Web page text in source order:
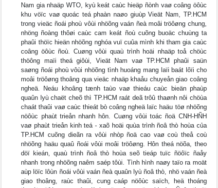
Nam gia nhaäp WTO, kyù keát caùc hieäp ñònh vaø coâng öôùc
khu vöïc vaø quoác teá phaàn naøo giuùp Vieät Nam, TP.HCM
trong vieäc ñoái phoù vôùi nhöõng vaán ñeà moâi tröôøng chung,
nhöng ñoàng thôøi caùc cam keát ñoù cuõng buoäc chuùng ta
phaûi thöïc hieän nhöõng nghóa vuï cuûa mình khi tham gia caùc
coâng öôùc ñoù. Cuøng vôùi quaù trình hoäi nhaäp toå chöùc
thöông maïi theá giôùi, Vieät Nam vaø TP.HCM phaûi saün
saøng ñoái phoù vôùi nhöõng tình huoáng mang laïi baát lôïi cho
moâi tröôøng thoâng qua vieäc nhaäp khaåu chuyeån giao coâng
ngheä. Neáu khoâng tænh taùo vaø thieáu caùc bieän phaùp
quaûn lyù chaët cheõ thì TP.HCM raát deã trôû thaønh nôi chöùa
chaát thaûi vaø caùc thieát bò coâng ngheä laïc haäu töø nhöõng
nöôùc phaùt trieån nhanh hôn. Cuøng vôùi toác ñoä CNH-HÑH
vaø phaùt trieån kinh teá - xaõ hoäi quùa trình ñoâ thò hoùa của
TP.HCM cuõng dieãn ra vôùi nhòp ñoä cao vaø coù theå coù
nhöõng haäu quaû ñoái vôùi moâi tröôøng. Hôn theá nöõa, theo
döï kieán, quaù trình ñoâ thò hoùa seõ tieáp tuïc ñöôïc ñaåy
nhanh trong nhöõng naêm saép tôùi. Tình hình naøy taïo ra moät
aùp löïc lôùn ñoái vôùi vaán ñeà quaûn lyù ñoâ thò, nhö vaán ñeà
giao thoâng, raùc thaûi, cung caáp nöôùc saïch, heä thoáng